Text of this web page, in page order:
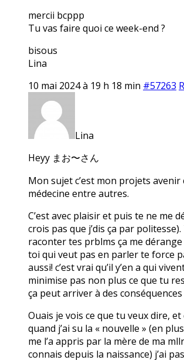
mercii bcppp
Tu vas faire quoi ce week-end ?
bisous
Lina
10 mai 2024 à 19 h 18 min #57263
Lina
Heyy まお〜さん
Mon sujet c’est mon projets
médecine entre autres.
C’est avec plaisir et puis te ne me
crois pas que j’dis ça par
raconter tes prblms ça me dérange
toi qui veut pas en parler te force
aussi! c’est vrai qu’il y’en a qui
minimise pas non plus ce que tu
ça peut arriver à des conséquences
Ouais je vois ce que tu veux dire, et
quand j’ai su la « nouvelle » (en
me l’a appris par la mère de ma
connais depuis la naissance) j’ai